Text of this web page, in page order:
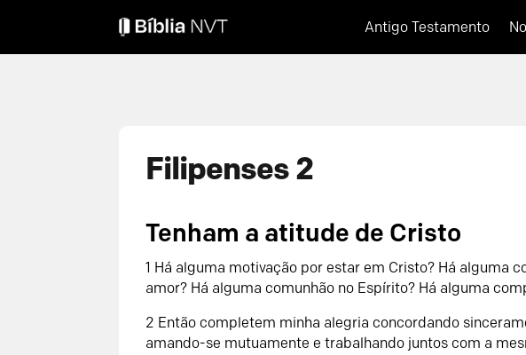
Antigo Testamento
Filipenses 2
Tenham a atitude de Cristo
1 Há alguma motivação por estar em Cristo? Há alguma
amor? Há alguma comunhão no Espírito? Há alguma
2 Então completem minha alegria concordando
amando-se mutuamente e trabalhando juntos com a